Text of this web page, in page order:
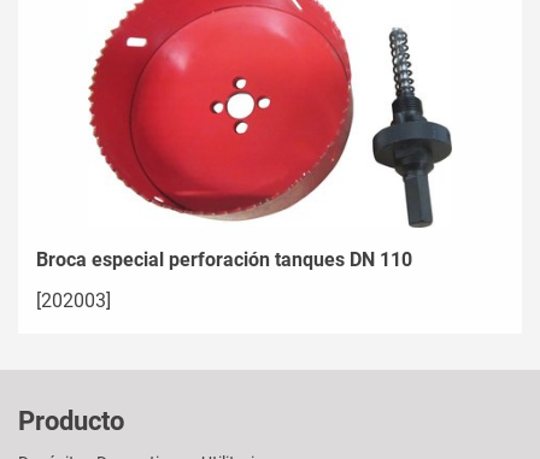
Broca especial perforación tanques DN 110
[202003]
Producto